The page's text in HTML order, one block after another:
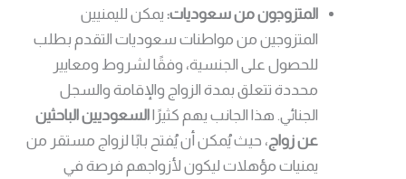
المتزوجون من سعوديات: يمكن لليمنيين
المتزوجين من مواطنات سعوديات التقدم بطلب
للحصول على الجنسية، وفقًا لشروط ومعايير
محددة تتعلق بمدة الزواج والإقامة والسجل
الجنائي. هذا الجانب يهم كثيرًاالسعوديين الباحثين
عن زواج، حيث يُمكن أن يُفتح بابًا لزواج مستقر من
يمنيات مؤهلات ليكون لأزواجهم فرصة في